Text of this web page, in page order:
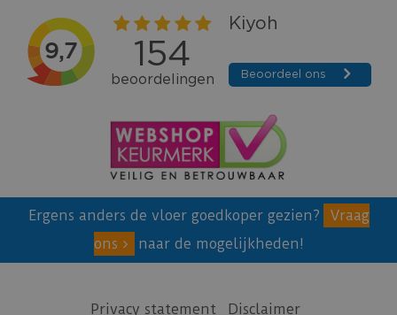
Ergens anders de vloer goedkoper gezien?
Vraag
ons
naar de mogelijkheden!
Privacy statement Disclaimer